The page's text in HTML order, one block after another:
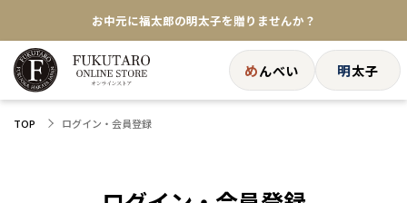
お中元に福太郎の明太子を贈りませんか？
★めんべい25周年記念商品が登場★
【色々な味を試したい方へ】ポストイン！めんべい
めんべい 明太子
TOP ログイン・会員登録